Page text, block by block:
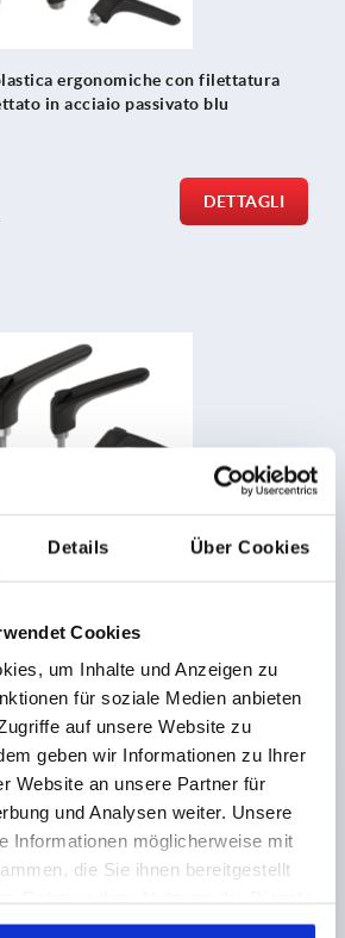
Details Über Cookies
Cookies
um Inhalte und Anzeigen zu
für soziale Medien anbieten
auf unsere Website zu
geben wir Informationen zu Ihrer
Website an unsere Partner für
und Analysen weiter. Unsere
Informationen möglicherweise mit
die Sie ihnen bereitgestellt
ergonomiche con filettatura
in acciaio passivato blu
DETTAGLI
in acciaio passivato blu